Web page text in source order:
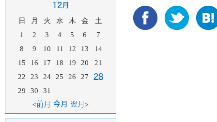
12月
日 月 火 水 木 金
土
1
2 3 4 5 6
7
8
9 10 11 12 13
14
15
16 17 18 19 20
21
22
23 24 25 26 27 28
29 30 31
<前月 今月 翌月>